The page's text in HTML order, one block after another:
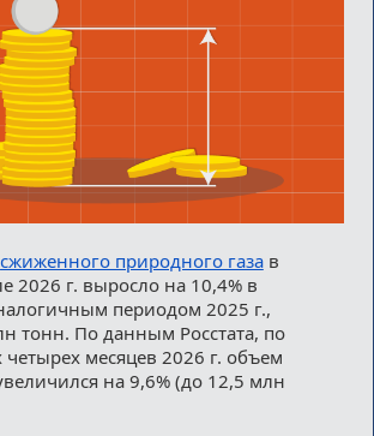
сжиженного природного газав
2026 г. выросло на 10,4% в
периодом 2025 г.,
тонн. По данным Росстата, по
месяцев 2026 г. объем
на 9,6% (до 12,5 млн